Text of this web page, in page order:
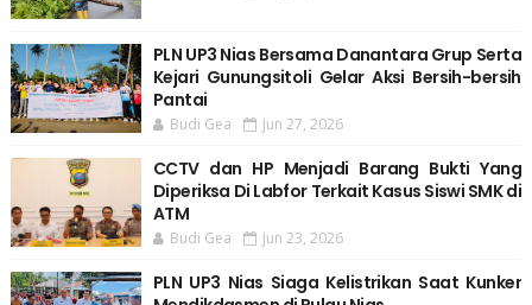
PLN UP3 Nias Bersama Danantara Grup Serta
Kejari Gunungsitoli Gelar Aksi Bersih-bersih
Pantai
Budi Gea Jun 27, 2026
CCTV dan HP Menjadi Barang Bukti Yang
Diperiksa Di Labfor Terkait Kasus Siswi SMK di
ATM
Budi Gea Jun 23, 2026
PLN UP3 Nias Siaga Kelistrikan Saat Kunker